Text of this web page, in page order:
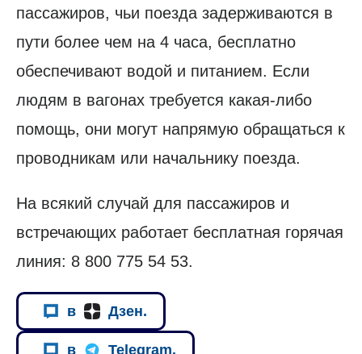
пассажиров, чьи поезда задерживаются в
пути более чем на 4 часа, бесплатно
обеспечивают водой и питанием. Если
людям в вагонах требуется какая-либо
помощь, они могут напрямую обращаться к
проводникам или начальнику поезда.
На всякий случай для пассажиров и
встречающих работает бесплатная горячая
линия: 8 800 775 54 53.
в Дзен.
в Telegram.